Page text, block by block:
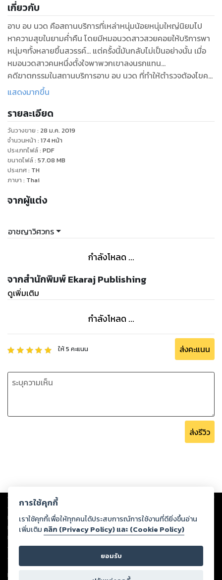
เกี่ยวกับ
อาบ อบ นวด คือสถานบริการที่เหล่าหนุ่มน้อยหนุ่มใหญ่นิยมไป
หาความสุขในยามค่ำคืน โดยมีหมอนวดสาวสวยคอยให้บริการพา
หนุ่มๆทั้งหลายขึ้นสวรรค์... แต่ครั้งนี้มันกลับไม่เป็นอย่างนั้น เมื่อ
หมอนวดสาวคนหนึ่งตั้งใจพาพวกเขาลงนรกแทน...
คดีฆาตกรรมในสถานบริการอาบ อบ นวด ที่ทำให้ตำรวจต้องไขคดี
จนหัวหมุนได้เปิดม่านขึ้นแล้ว
แสดงมากขึ้น
รายละเอียด
วันวางขาย : 28 ม.ค. 2019
จำนวนหน้า : 174หน้า
ประเภทไฟล์: PDF
ขนาดไฟล์: 57.08 MB
ประเทศ: TH
ภาษา : Thai
จากผู้แต่ง
อาชญาวิศวกร
กำลังโหลด ...
จากสำนักพิมพ์ Ekaraj Publishing
ดูเพิ่มเติม
กำลังโหลด ...
ให้5 คะแนน ส่งคะแนน
ส่งรีวิว
Copyright © 2026
ต่อผลงานหรือเนื้อหาใดที่อัปโหลดผ่านเว็บไซต์และปรากฏว่าละเมิดสิทธิใน
ทรัพย์สินทางปัญญาของบุคคลอื่นหรือขัดต่อกฎหมายและศีลธรรม ดังนั้น ผู้อ่าน
ทุกท่านโปรดใช้วิจารณญาณในการกลั่นกรองด้วยตนเอง และหากท่านพบว่าส่วน
หนึ่งส่วนใดขัดต่อกฎหมายและศีลธรรม กรุณาแจ้งมายังบริษัท เพื่อทีมงานจะได้
ดำเนินการในทันที ทั้งนี้ ทางสตอรี่ล็อกขอสงวนลิขสิทธิ์ตามพระราชบัญญัติ
ลิขสิทธิ์ พ.ศ. 2537 (ฉบับล่าสุด)
For support: member@ookbee.com
การใช้คุกกี้
เราใช้คุกกี้เพื่อให้ทุกคนได้ประสบการณ์การใช้งานที่ดียิ่งขึ้นอ่าน
เพิ่มเติม คลิก (Privacy Policy) และ (Cookie Policy)
ยอมรับ